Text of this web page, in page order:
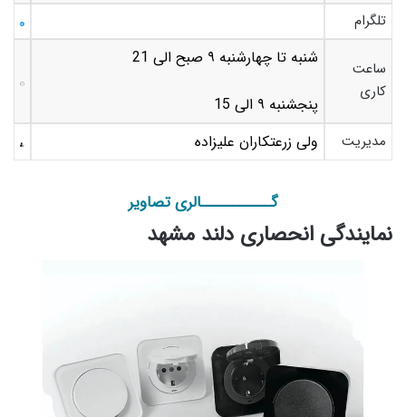
تلگرام
ساعت
کاری
شنبه تا چهارشنبه ٩ صبح الی 21
پنجشنبه ٩ الی 15
مدیریت ولی زرعتکاران علیزاده
گـــــــــــالری تصاویر
نمایندگی انحصاری دلند مشهد